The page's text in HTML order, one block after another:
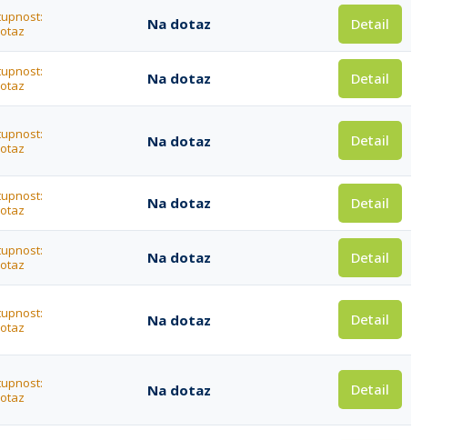
Na dotaz Detail
Na dotaz Detail
Na dotaz Detail
Na dotaz Detail
Na dotaz Detail
Na dotaz Detail
Na dotaz Detail